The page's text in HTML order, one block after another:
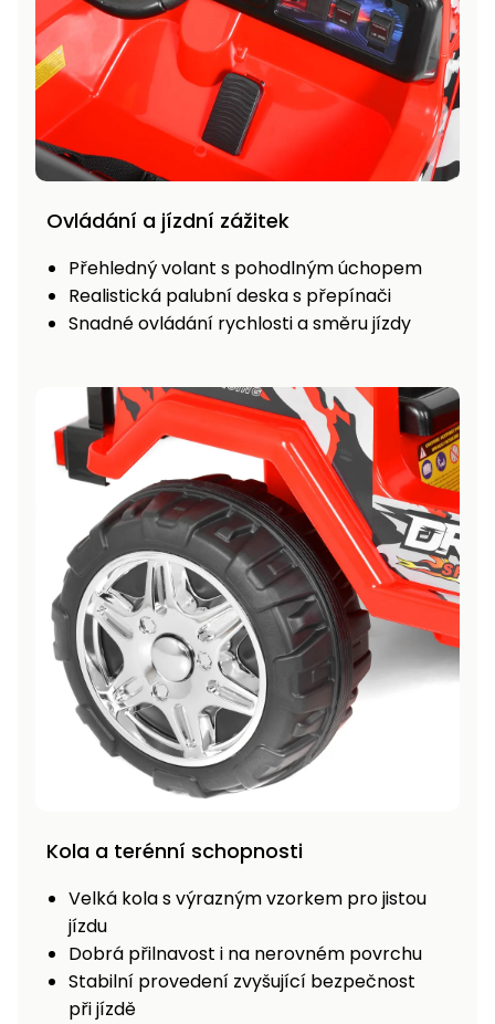
Ovládání a jízdní zážitek
Přehledný volant s pohodlným úchopem
Realistická palubní deska s přepínači
Snadné ovládání rychlosti a směru jízdy
Kola a terénní schopnosti
Velká kola s výrazným vzorkem pro jistou
jízdu
Dobrá přilnavost i na nerovném povrchu
Stabilní provedení zvyšující bezpečnost
při jízdě